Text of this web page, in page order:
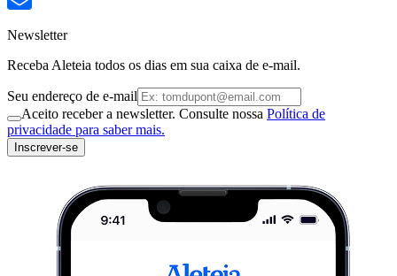
Newsletter
Receba Aleteia todos os dias em sua caixa de e-mail.
Seu endereço de e-mail
Aceito receber a newsletter. Consulte nossa Política de
privacidade para saber mais.
Inscrever-se